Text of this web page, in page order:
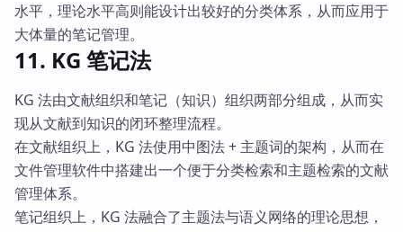
水平，理论水平高则能设计出较好的分类体系，从而应用于
大体量的笔记管理。
11. KG 笔记法
KG 法由文献组织和笔记（知识）组织两部分组成，从而实
现从文献到知识的闭环整理流程。
在文献组织上，KG 法使用中图法 + 主题词的架构，从而在
文件管理软件中搭建出一个便于分类检索和主题检索的文献
管理体系。
笔记组织上，KG 法融合了主题法与语义网络的理论思想，